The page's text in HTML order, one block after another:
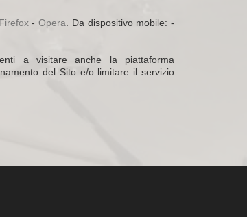
Firefox-Opera . Da dispositivo mobile: -
a visitare anche la piattaforma
del Sito e/o limitare il servizio